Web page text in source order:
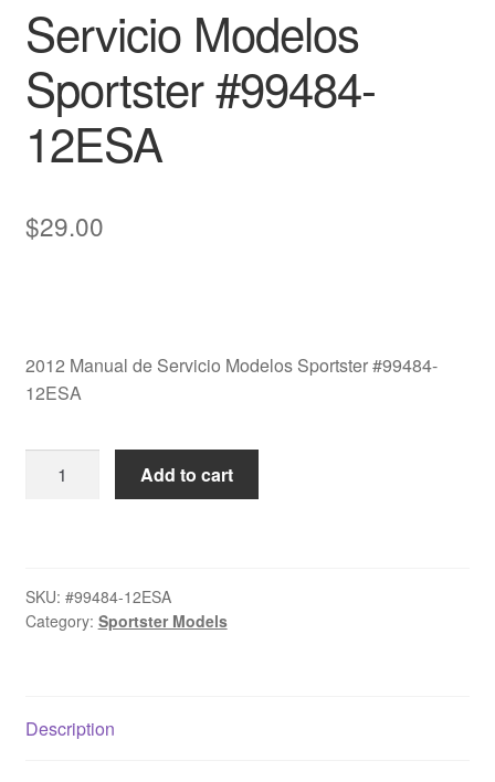
Servicio Modelos
Sportster #99484-
12ESA
$29.00
2012 Manual de Servicio Modelos Sportster #99484-
12ESA
2012
Sportster
#99484-
Add to cart
SKU: #99484-12ESA
Category: Sportster Models
Description